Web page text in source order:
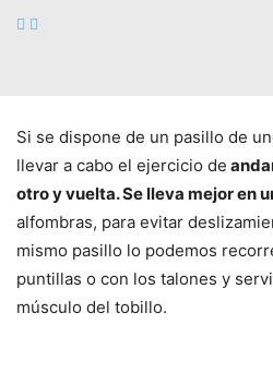
para algo, se habla por teléfono,
Si se dispone de un pasillo de
llevar a cabo el ejercicio de
otro y vuelta. Se lleva mejor en
alfombras, para evitar
mismo pasillo lo podemos
puntillas o con los talones y
músculo del tobillo.